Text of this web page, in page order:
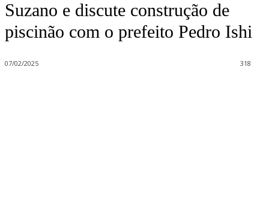
Suzano e discute construção de
piscinão com o prefeito Pedro Ishi
07/02/2025 318